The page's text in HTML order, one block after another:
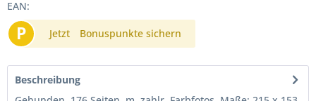
EAN:
P Jetzt Bonuspunkte sichern
Beschreibung